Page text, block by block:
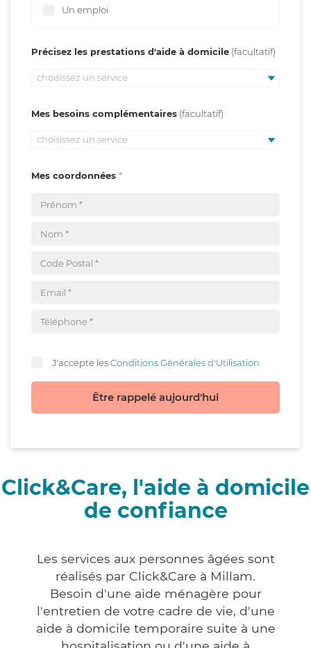
Un emploi
Précisez les prestations d'aide à domicile
choisissez un service
Mes besoins complémentaires
choisissez un service
Mes coordonnées
J'accepte lesConditions Générales d'Utilisation
Être rappelé aujourd'hui
Click&Care, l'aide à domicile
de confiance
Les services aux personnes âgées sont
réalisés par Click&Care à Millam.
Besoin d'une aide ménagère pour
l'entretien de votre cadre de vie, d'une
aide à domicile temporaire suite à une